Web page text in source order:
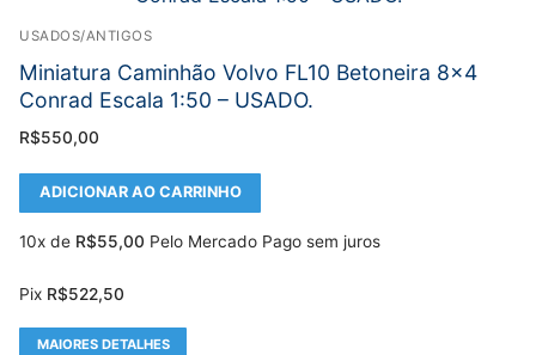
USADOS/ANTIGOS
Miniatura Caminhão Volvo FL10 Betoneira 8×4
Conrad Escala 1:50 – USADO.
R$550,00
ADICIONAR AO CARRINHO
10x de R$55,00 Pelo Mercado Pago sem juros
Pix R$522,50
MAIORES DETALHES